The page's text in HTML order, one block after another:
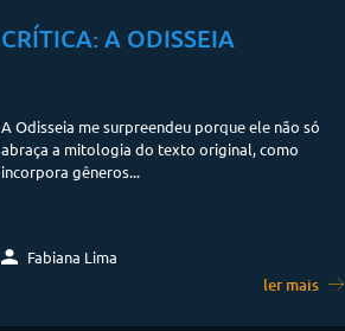
CRÍTICA: A ODISSEIA
A Odisseia me surpreendeu porque ele não só
abraça a mitologia do texto original, como
incorpora gêneros...
Fabiana Lima
ler mais